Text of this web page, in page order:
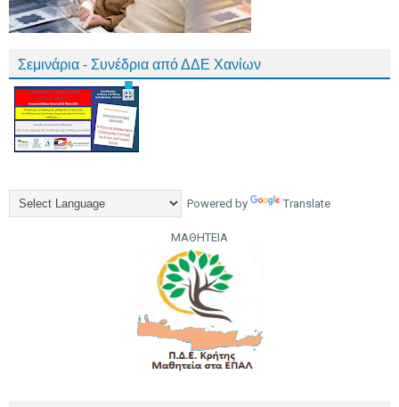
Σεμινάρια - Συνέδρια από ΔΔΕ Χανίων
Powered by Translate
ΜΑΘΗΤΕΙΑ